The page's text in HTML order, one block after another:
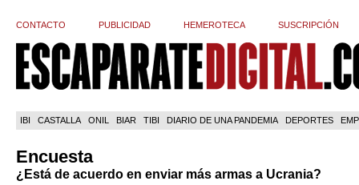
CONTACTO PUBLICIDAD HEMEROTECA SUSCRIPCIÓN
IBI CASTALLA ONIL BIAR TIBI DIARIO DE UNA PANDEMIA DEPORTES
Encuesta
¿Está de acuerdo en enviar más armas a Ucrania?